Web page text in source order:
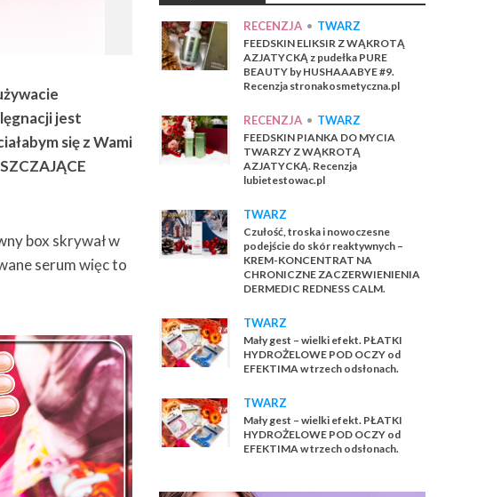
jest
się z Wami
box skrywał w
serum więc to
RECENZJA • TWARZ
FEEDSKIN ELIKSIR Z WĄKROTĄ
AZJATYCKĄ z pudełka PURE
BEAUTY by HUSHAAABYE #9.
Recenzja stronakosmetyczna.pl
RECENZJA • TWARZ
FEEDSKIN PIANKA DO MYCIA
TWARZY Z WĄKROTĄ
AZJATYCKĄ. Recenzja
lubietestowac.pl
TWARZ
Czułość, troska i nowoczesne
podejście do skór reaktywnych –
KREM-KONCENTRAT NA
CHRONICZNE ZACZERWIENIENIA
DERMEDIC REDNESS CALM.
TWARZ
Mały gest – wielki efekt. PŁATKI
HYDROŻELOWE POD OCZY od
EFEKTIMA w trzech odsłonach.
TWARZ
Mały gest – wielki efekt. PŁATKI
HYDROŻELOWE POD OCZY od
EFEKTIMA w trzech odsłonach.